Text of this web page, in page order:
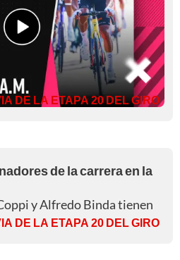
DE LA ETAPA 20 DEL GIRO
de la carrera en la
y Alfredo Binda tienen
DE LA ETAPA 20 DEL GIRO